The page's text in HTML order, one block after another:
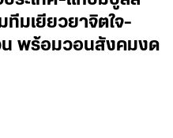
ทีมเยียวยาจิตใจ-
น พร้อมวอนสังคมงด